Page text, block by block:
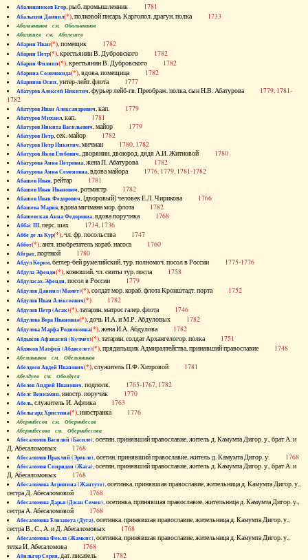
Абалишников Егор, рыб. промышленник 1781
Абалыхин Даниил(*), полковой писарь Каргопол. драгун. полка 1733
Абальянинов см. Обольянинов
Абаляшев см. Аболешев
Абарин Иван(*), помещик 1782
Абарин Петр(*), крестьянин В. Дубровского 1782
Абарин Филипп(*), крестьянин В. Дубровского 1782
Абарина Соломонида(*), вдова, помещица 1782
Абаринов Осип, унтер-лейт. флота 1777
Абатуров Алексей Никитич, фурьер лейб-гв. Преображ. полка, сын Н.В. Абатурова 1779, 1781-
1782
Абатуров Иван Александрович, кап. 1779
Абатуров Михаил, кап. 1781
Абатуров Никита Васильевич, майор 1779
Абатуров Петр, сек.-майор 1782
Абатуров Петр Никитич, мичман 1780, 1782
Абатуров Яков Глебович, дворянин, двоюрод. дядя А.И. Житновой 1780
Абатурова Анна Петровна, жена П. Абатурова 1782
Абатурова Анна Семеновна, вдова майора 1776, 1779, 1781-1782
Абашев Иван, рейтар 1781
Абашев Иван Иванович, ротмистр 1782
Абашев Иван Федорович, [дворовый] человек Е.Л. Чирикова 1766
Абашева Мария, вдова мичмана мор. флота 1782
Абашевская Анна Федоровна, вдова поручика 1768
Аббас III, перс. шах 1734, 1736
Аббе де ла Кур(*), чл. фр. посольства 1747
Аббот(*), англ. изобретатель кораб. насоса 1760
Абграт, портной 1780
Абдул Керим, беглер-бей румелийский, тур. полномоч. посол в России 1775-1776
Абдула Эфенди(*), конюший, чл. свиты тур. посла 1758
Абдуласах-Эфенди, посол в России 1779
Абдулов Даниил (Мамет)(*), солдат мор. кораб. флота Кронштадт. порта 1752
Абдулов Иван Алексеевич(*) 1782
Абдулов Петр (Асак)(*), татарин, матрос галер. флота 1746
Абдулова Вера Ивановна(*), дочь И.А. и М.Р. Абдуловых 1782
Абдулова Марфа Родионовна(*), жена И.А. Абдулова 1782
Абдыков Афанасий (Кулмет)(*), татарин, солдат Архангелогор. полка 1751
Абдяков Матфей (Абдяселет)(*), прядильщик Адмиралтейства, принявший православие 1748
Абезьянинов см. Обезьянинов
Абелдеев Авдей Иванович(*), служитель П.Ф. Хитровой 1781
Абелдуев см. Оболдуев
Абелов Андрей Иванович, подполк. 1765-1767, 1782
Абелс Вениамин, иностр. поручик 1770
Абель, служитель И. Афлика 1763
Абельгард Христина(*), иностранка 1776
Абернибесов см. Обернибесов
Абернибесова см. Обернибесова
Абесаломов Василий (Басиле), осетин, принявший православие, житель д. Камумта Дигор. у., брат А. и
Д. Абесаломовых 1768
Абесаломов Ираклий (Эрекле), осетин, принявший православие, житель д. Камумта Дигор. у. 1768
Абесаломов Спиридон (Жага), осетин, принявший православие, житель д. Камумта Дигор. у., брат А. и
Д. Абесаломовых 1768
Абесаломова Агрипина (Жантуте), осетинка, принявшая православие, жительница д. Камумта Дигор. у.,
сестра Д. Абесаломовой 1768
Абесаломова Дарья (Джан Семен), осетинка, принявшая православие, жительница д. Камумта Дигор. у.,
сестра А. Абесаломовой 1768
Абесаломова Елизавета (Дуга), осетинка, принявшая православие, жительница д. Камумта Дигор. у.,
сестра В., С., А. и Д. Абесаломовых 1768
Абесаломова Фекла (Жамкис), осетинка, принявшая православие, жительница д. Камумта Дигор. у.,
тетка И. Абесаломова 1768
Абильгор Серен, дат. писатель 1782